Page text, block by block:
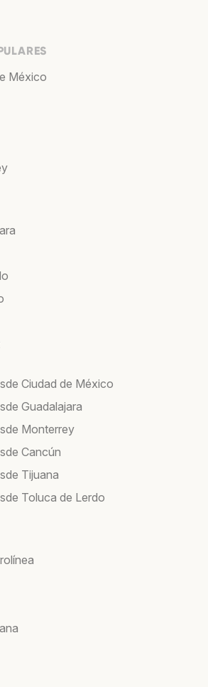
México
Ciudad de México
Guadalajara
Monterrey
Cancún
Tijuana
Toluca de Lerdo